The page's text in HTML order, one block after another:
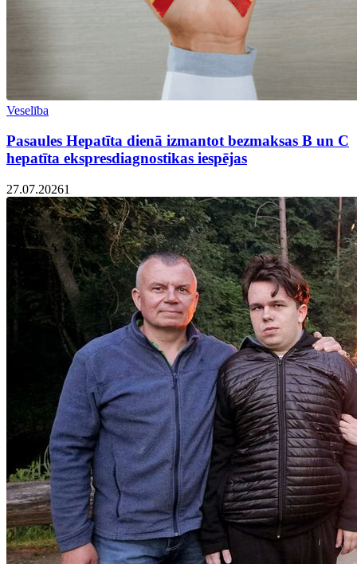
Veselība
Pasaules Hepatīta dienā izmantot bezmaksas B un C
hepatīta ekspresdiagnostikas iespējas
27.07.20261